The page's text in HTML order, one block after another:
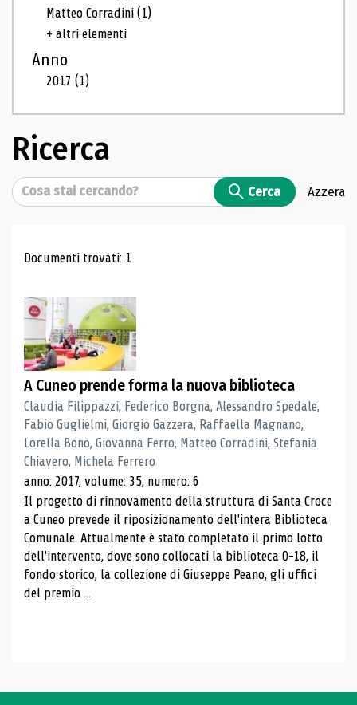
Matteo Corradini(1)
+ altri elementi
Anno
2017(1)
Ricerca
Cerca Cerca Azzera
Risultati di ricerca
Documenti trovati: 1
A Cuneo prende forma la nuova biblioteca
Claudia Filippazzi, Federico Borgna, Alessandro Spedale,
Fabio Guglielmi, Giorgio Gazzera, Raffaella Magnano,
Lorella Bono, Giovanna Ferro, Matteo Corradini, Stefania
Chiavero, Michela Ferrero
anno: 2017, volume: 35, numero: 6
Il progetto di rinnovamento della struttura di Santa Croce
a Cuneo prevede il riposizionamento dell'intera Biblioteca
Comunale. Attualmente è stato completato il primo lotto
dell'intervento, dove sono collocati la biblioteca 0-18, il
fondo storico, la collezione di Giuseppe Peano, gli uffici
del premio ...